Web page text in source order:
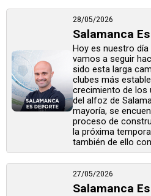
28/05/2026
Salamanca
Hoy es nuestro
vamos a seguir
sido esta larga
clubes más
crecimiento de los
del alfoz de
mayoría, se
proceso de
la próxima
también de ello
27/05/2026
Salamanca